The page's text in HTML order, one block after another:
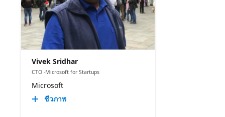
Vivek Sridhar
CTO -Microsoft for Startups
Microsoft
ชีวภาพ